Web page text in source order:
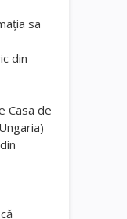
sa
din
Casa de